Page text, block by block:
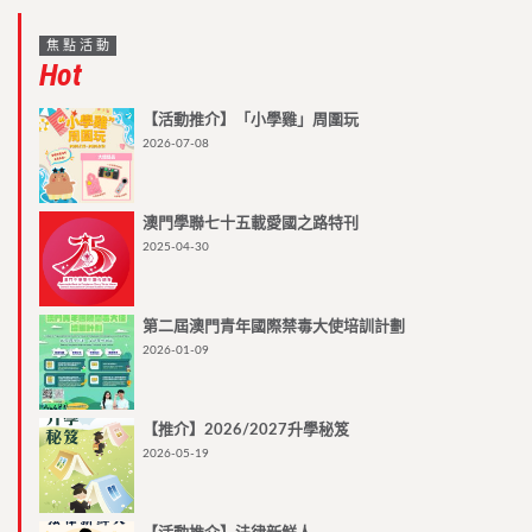
焦點活動
Hot
【活動推介】「小學雞」周圍玩
2026-07-08
澳門學聯七十五載愛國之路特刊
2025-04-30
第二屆澳門青年國際禁毒大使培訓計劃
2026-01-09
【推介】2026/2027升學秘笈
2026-05-19